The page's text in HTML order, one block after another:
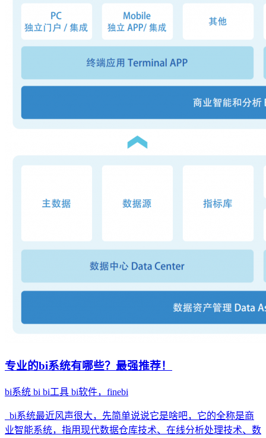
专业的bi系统有哪些？最强推荐！
bi系统 bi bi工具 bi软件，finebi
bi系统最近风声很大，先简单说说它是啥吧，它的全称是商
业智能系统，指用现代数据仓库技术、在线分析处理技术、数